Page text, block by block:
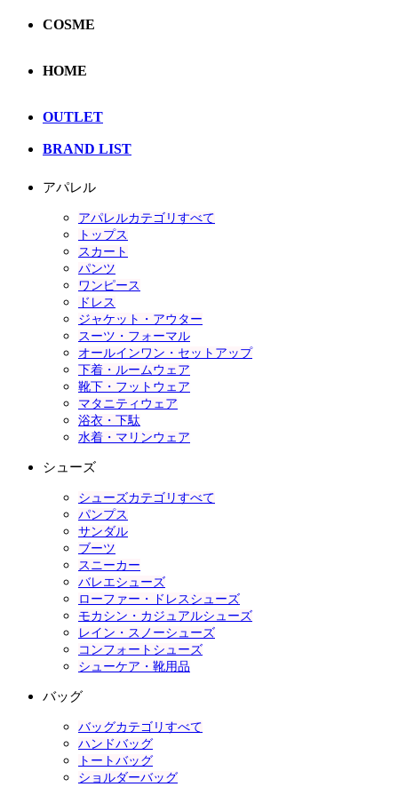
COSME
HOME
OUTLET
BRAND LIST
アパレル
アパレルカテゴリすべて
トップス
スカート
パンツ
ワンピース
ドレス
ジャケット・アウター
スーツ・フォーマル
オールインワン・セットアップ
下着・ルームウェア
靴下・フットウェア
マタニティウェア
浴衣・下駄
水着・マリンウェア
シューズ
シューズカテゴリすべて
パンプス
サンダル
ブーツ
スニーカー
バレエシューズ
ローファー・ドレスシューズ
モカシン・カジュアルシューズ
レイン・スノーシューズ
コンフォートシューズ
シューケア・靴用品
バッグ
バッグカテゴリすべて
ハンドバッグ
トートバッグ
ショルダーバッグ